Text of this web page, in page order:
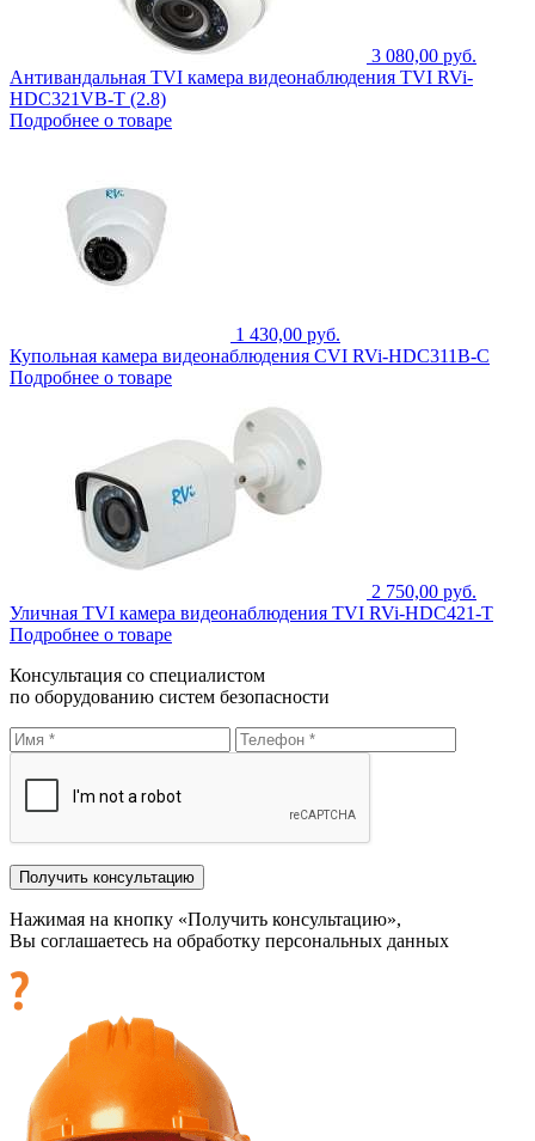
3 080,00 руб.
Антивандальная TVI камера видеонаблюдения TVI RVi-
HDC321VB-T (2.8)
Подробнее о товаре
1 430,00 руб.
Купольная камера видеонаблюдения CVI RVi-HDC311B-C
Подробнее о товаре
2 750,00 руб.
Уличная TVI камера видеонаблюдения TVI RVi-HDC421-T
Подробнее о товаре
Консультация со специалистом
по оборудованию систем безопасности
Нажимая на кнопку «Получить консультацию»,
Вы соглашаетесь на обработку персональных данных